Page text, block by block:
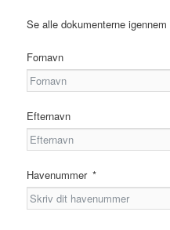
Se alle dokumenterne
Fornavn
Efternavn
Havenummer